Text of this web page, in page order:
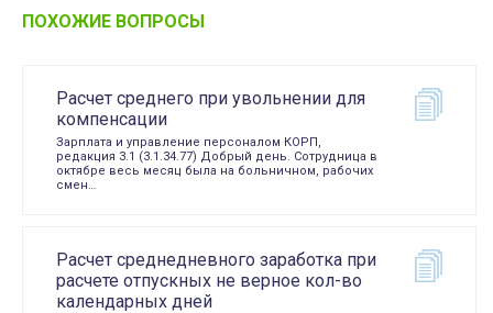
ПОХОЖИЕ ВОПРОСЫ
Расчет среднего при увольнении для
компенсации
Зарплата и управление персоналом КОРП,
редакция 3.1 (3.1.34.77) Добрый день. Сотрудница в
октябре весь месяц была на больничном, рабочих
смен…
Расчет среднедневного заработка при
расчете отпускных не верное кол-во
календарных дней